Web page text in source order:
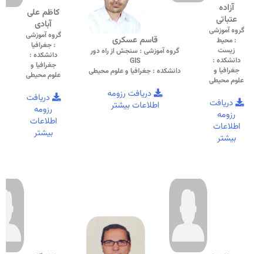
آزاده
عتباتی
گروه آموزشی
: محیط
زیست
دانشکده :
جغرافیا و
علوم محیطی
دریافت
رزومه
اطلاعات
بیشتر
قاسم عسکری
گروه آموزشی : سنجش از راه دور
GIS
دانشکده : جغرافیا و علوم محیطی
دریافت رزومه
اطلاعات بیشتر
کاظم علی
آبادی
گروه آموزشی
: جغرافیا
دانشکده :
جغرافیا و
علوم محیطی
دریافت
رزومه
اطلاعات
بیشتر